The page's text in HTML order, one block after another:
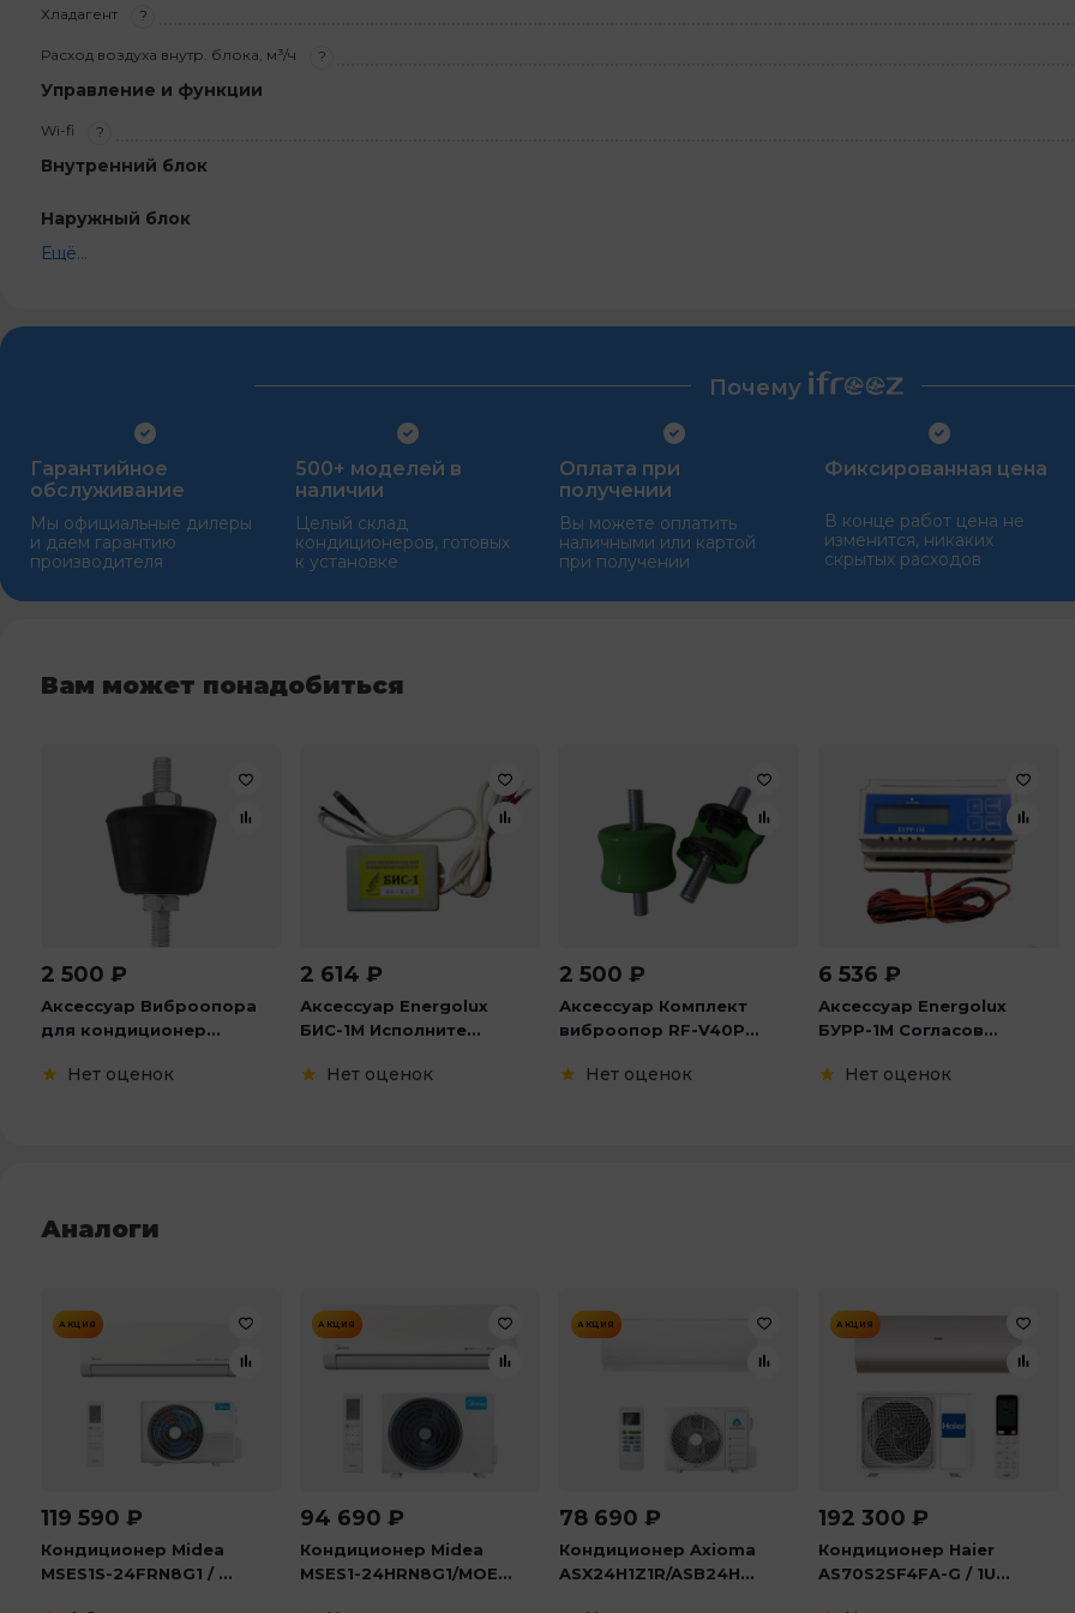
Хладагент ?
Расход воздуха внутр. блока, м³/ч ?
Управление и функции
Wi-fi ?
Внутренний блок
Наружный блок
Ещё...
Почему
Гарантийное
обслуживание
Мы официальные дилеры
и даем гарантию
производителя
500+ моделей в
наличии
Целый склад
кондиционеров, готовых
к установке
Оплата при
получении
Вы можете оплатить
наличными или картой
при получении
Фиксированная цена
В конце работ цена не
изменится, никаких
скрытых расходов
Вам может понадобиться
2 500 ₽
Аксессуар Виброопора
для кондиционер...
Нет оценок
2 614 ₽
Аксессуар Energolux
БИС-1М Исполните...
Нет оценок
2 500 ₽
Аксессуар Комплект
виброопор RF-V40P...
Нет оценок
6 536 ₽
Аксессуар Energolux
БУРР-1М Согласов...
Нет оценок
Аналоги
АКЦИЯ
119 590 ₽
Кондиционер Midea
MSES1S-24FRN8G1 / ...
АКЦИЯ
94 690 ₽
Кондиционер Midea
MSES1-24HRN8G1/MOE...
АКЦИЯ
78 690 ₽
Кондиционер Axioma
ASX24H1Z1R/ASB24H...
АКЦИЯ
192 300 ₽
Кондиционер Haier
AS70S2SF4FA-G / 1U...